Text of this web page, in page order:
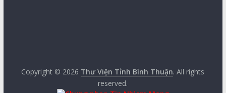
Copyright © 2026 Thư Viện Tỉnh Bình Thuận. All rights
reserved.